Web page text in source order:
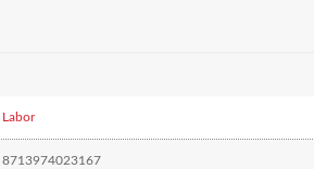
Labor
8713974023167